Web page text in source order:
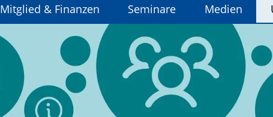
Mitglied & Finanzen Seminare Medien